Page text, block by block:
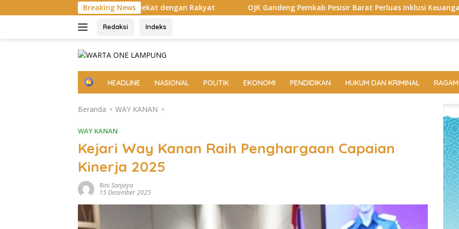
ke
Breaking News
Harus Dekat dengan Rakyat OJK Gandeng Pemkab Pesisir Barat Perluas Inklusi Keuangan, 150 Guru Terima
Redaksi Indeks
H
e
HEADLINE NASIONAL POLITIK EKONOMI PENDIDIKAN HUKUM DAN KRIMINAL RAGAM
Beranda WAY KANAN
WAY KANAN
Kejari Way Kanan Raih Penghargaan Capaian
Kinerja 2025
Rini Sanjaya
15 Desember 2025